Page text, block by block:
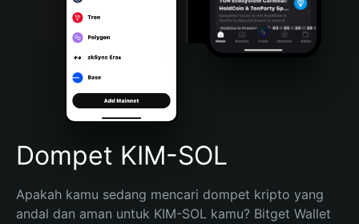
Português (Brasil)
Español (Argentina)
Dompet KIM-SOL
Apakah kamu sedang mencari dompet kripto yang
andal dan aman untuk KIM-SOL kamu? Bitget Wallet